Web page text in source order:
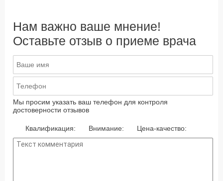
Нам важно ваше мнение!
Оставьте отзыв о приеме врача
Мы просим указать ваш телефон для контроля
достоверности отзывов
Квалификация: Внимание: Цена-качество: